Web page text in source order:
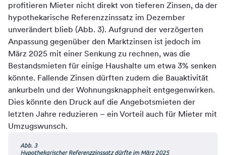
profitieren Mieter nicht direkt von tieferen Zinsen, da der
hypothekarische Referenzzinssatz im Dezember
unverändert blieb (Abb. 3). Aufgrund der verzögerten
Anpassung gegenüber den Marktzinsen ist jedoch im
März 2025 mit einer Senkung zu rechnen, was die
Bestandsmieten für einige Haushalte um etwa 3% senken
könnte. Fallende Zinsen dürften zudem die Bauaktivität
ankurbeln und der Wohnungsknappheit entgegenwirken.
Dies könnte den Druck auf die Angebotsmieten der
letzten Jahre reduzieren – ein Vorteil auch für Mieter mit
Umzugswunsch.